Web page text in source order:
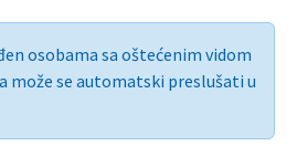
osobama sa oštećenim vidom
može se automatski preslušati u